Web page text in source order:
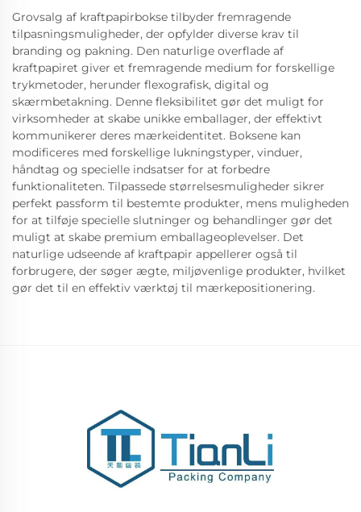
Grovsalg af kraftpapirbokse tilbyder fremragende
tilpasningsmuligheder, der opfylder diverse krav til
branding og pakning. Den naturlige overflade af
kraftpapiret giver et fremragende medium for forskellige
trykmetoder, herunder flexografisk, digital og
skærmbetakning. Denne fleksibilitet gør det muligt for
virksomheder at skabe unikke emballager, der effektivt
kommunikerer deres mærkeidentitet. Boksene kan
modificeres med forskellige lukningstyper, vinduer,
håndtag og specielle indsatser for at forbedre
funktionaliteten. Tilpassede størrelsesmuligheder sikrer
perfekt passform til bestemte produkter, mens muligheden
for at tilføje specielle slutninger og behandlinger gør det
muligt at skabe premium emballageoplevelser. Det
naturlige udseende af kraftpapir appellerer også til
forbrugere, der søger ægte, miljøvenlige produkter, hvilket
gør det til en effektiv værktøj til mærkepositionering.